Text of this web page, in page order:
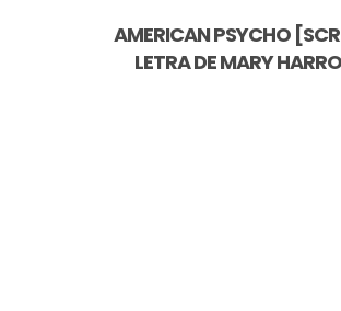
AMERICAN PSYCHO
LETRA DEMARY